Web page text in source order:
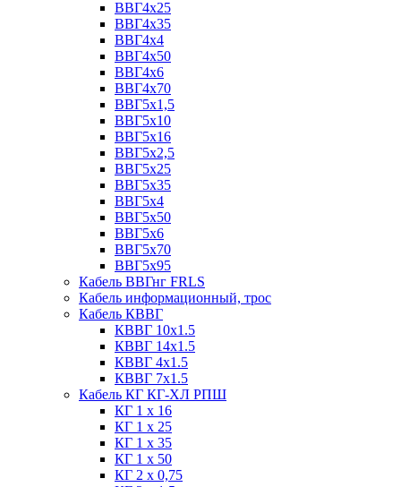
ВВГ4х25
ВВГ4х35
ВВГ4х4
ВВГ4х50
ВВГ4х6
ВВГ4х70
ВВГ5х1,5
ВВГ5х10
ВВГ5х16
ВВГ5х2,5
ВВГ5х25
ВВГ5х35
ВВГ5х4
ВВГ5х50
ВВГ5х6
ВВГ5х70
ВВГ5х95
Кабель ВВГнг FRLS
Кабель информационный, трос
Кабель КВВГ
КВВГ 10х1.5
КВВГ 14х1.5
КВВГ 4х1.5
КВВГ 7х1.5
Кабель КГ КГ-ХЛ РПШ
КГ 1 х 16
КГ 1 х 25
КГ 1 х 35
КГ 1 х 50
КГ 2 х 0,75